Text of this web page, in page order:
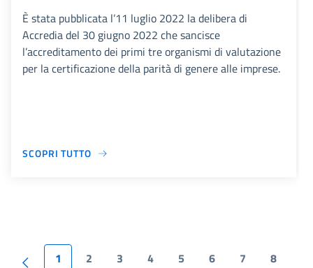
È stata pubblicata l’11 luglio 2022 la delibera di
Accredia del 30 giugno 2022 che sancisce
l’accreditamento dei primi tre organismi di valutazione
per la certificazione della parità di genere alle imprese.
SCOPRI TUTTO
1 2 3 4 5 6 7 8